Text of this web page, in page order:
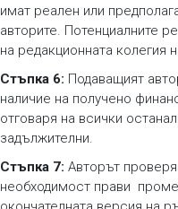
имат реален или
авторите. Потенциалните
на редакционната колегия
Стъпка 6: Подаващият
наличие на получено
отговаря на всички
задължителни.
Стъпка 7: Авторът
необходимост прави